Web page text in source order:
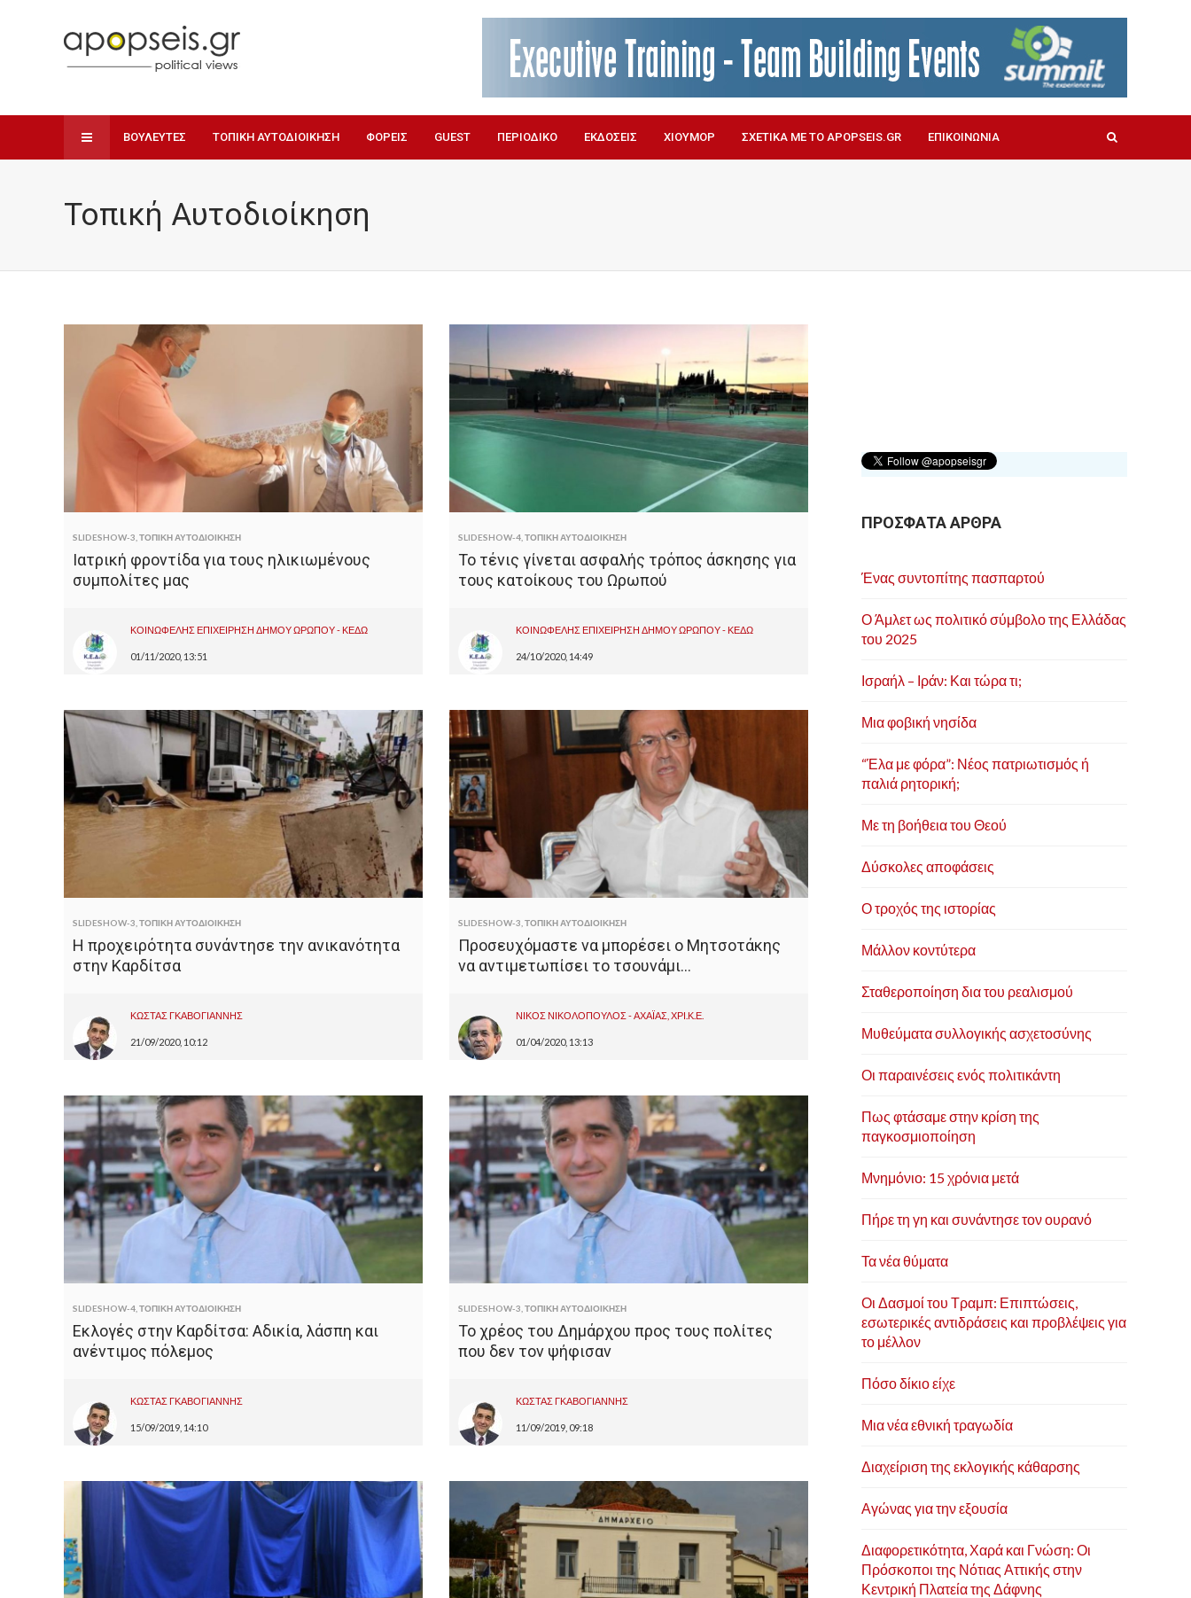
ΒΟΥΛΕΥΤΕΣ ΤΟΠΙΚΗ ΑΥΤΟΔΙΟΙΚΗΣΗ ΦΟΡΕΙΣ GUEST ΠΕΡΙΟΔΙΚΟ ΕΚΔΟΣΕΙΣ ΧΙΟΥΜΟΡ ΣΧΕΤΙΚΑ ΜΕ ΤΟ APOPSEIS.GR ΕΠΙΚΟΙΝΩΝΙΑ
Τοπική Αυτοδιοίκηση
SLIDESHOW-3 ΤΟΠΙΚΗ ΑΥΤΟΔΙΟΙΚΗΣΗ
Ιατρική φροντίδα για τους ηλικιωμένους
συμπολίτες μας
ΚΟΙΝΩΦΕΛΗΣ ΕΠΙΧΕΙΡΗΣΗ ΔΗΜΟΥ ΩΡΩΠΟΥ - ΚΕΔΩ
01/11/2020, 13:51
SLIDESHOW-4 ,ΤΟΠΙΚΗ ΑΥΤΟΔΙΟΙΚΗΣΗ
Το τένις γίνεται ασφαλής τρόπος άσκησης για
τους κατοίκους του Ωρωπού
ΚΟΙΝΩΦΕΛΗΣ ΕΠΙΧΕΙΡΗΣΗ ΔΗΜΟΥ ΩΡΩΠΟΥ - ΚΕΔΩ
24/10/2020, 14:49
SLIDESHOW-3 ΤΟΠΙΚΗ ΑΥΤΟΔΙΟΙΚΗΣΗ
Η προχειρότητα συνάντησε την ανικανότητα
στην Καρδίτσα
ΚΩΣΤΑΣ ΓΚΑΒΟΓΙΑΝΝΗΣ
21/09/2020, 10:12
SLIDESHOW-3 ,ΤΟΠΙΚΗ ΑΥΤΟΔΙΟΙΚΗΣΗ
Προσευχόμαστε να μπορέσει ο Μητσοτάκης
να αντιμετωπίσει το τσουνάμι…
ΝΙΚΟΣ ΝΙΚΟΛΟΠΟΥΛΟΣ - ΑΧΑΪΑΣ, ΧΡΙ.Κ.Ε.
01/04/2020, 13:13
SLIDESHOW-4 ΤΟΠΙΚΗ ΑΥΤΟΔΙΟΙΚΗΣΗ
Εκλογές στην Καρδίτσα: Αδικία, λάσπη και
ανέντιμος πόλεμος
ΚΩΣΤΑΣ ΓΚΑΒΟΓΙΑΝΝΗΣ
15/09/2019, 14:10
SLIDESHOW-3 ,ΤΟΠΙΚΗ ΑΥΤΟΔΙΟΙΚΗΣΗ
Το χρέος του Δημάρχου προς τους πολίτες
που δεν τον ψήφισαν
ΚΩΣΤΑΣ ΓΚΑΒΟΓΙΑΝΝΗΣ
11/09/2019, 09:18
ΠΡΟΣΦΑΤΑ ΑΡΘΡΑ
Ένας συντοπίτης πασπαρτού
Ο Άμλετ ως πολιτικό σύμβολο της Ελλάδας
του 2025
Ισραήλ – Ιράν: Και τώρα τι;
Μια φοβική νησίδα
“Έλα με φόρα”: Νέος πατριωτισμός ή
παλιά ρητορική;
Με τη βοήθεια του Θεού
Δύσκολες αποφάσεις
Ο τροχός της ιστορίας
Μάλλον κοντύτερα
Σταθεροποίηση δια του ρεαλισμού
Μυθεύματα συλλογικής ασχετοσύνης
Οι παραινέσεις ενός πολιτικάντη
Πως φτάσαμε στην κρίση της
παγκοσμιοποίηση
Μνημόνιο: 15 χρόνια μετά
Πήρε τη γη και συνάντησε τον ουρανό
Τα νέα θύματα
Οι Δασμοί του Τραμπ: Επιπτώσεις,
εσωτερικές αντιδράσεις και προβλέψεις για
το μέλλον
Πόσο δίκιο είχε
Μια νέα εθνική τραγωδία
Διαχείριση της εκλογικής κάθαρσης
Αγώνας για την εξουσία
Διαφορετικότητα, Χαρά και Γνώση: Οι
Πρόσκοποι της Νότιας Αττικής στην
Κεντρική Πλατεία της Δάφνης